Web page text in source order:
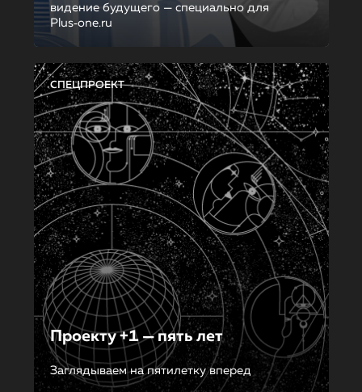
видение будущего — специально для
Plus‑one.ru
СПЕЦПРОЕКТ
Проекту +1 — пять лет
Заглядываем на пятилетку вперед